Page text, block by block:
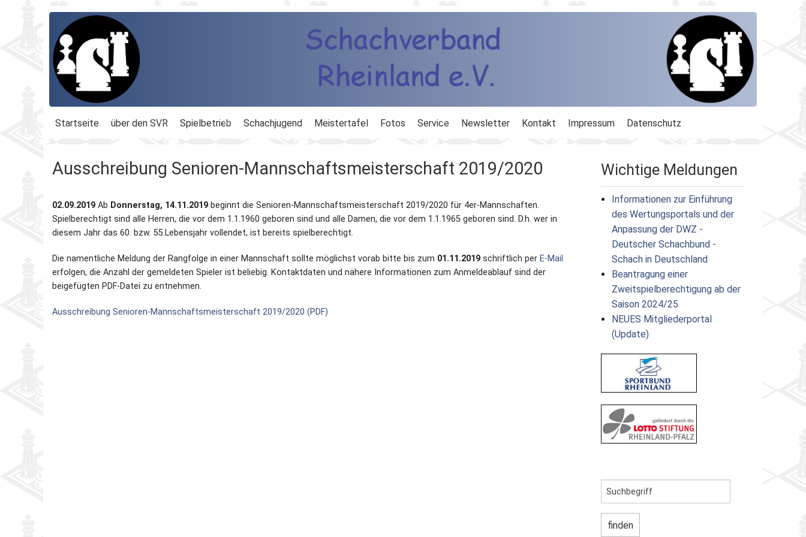
Startseite über den SVR
Beauftragte
Kassenprüfer
Ehrenmitglieder
Schachbezirke
Geschichte
Ordnungen
Protokolle
Spielbetrieb
Blitz-MM
Dähnepokal
Einzel-M.
Schachjugend Meistertafel Fotos Service
DWZ
Formulare
Newsletter Kontakt Impressum Datenschutz
Ausschreibung Senioren-Mannschaftsmeisterschaft 2019/2020
02.09.2019 Ab Donnerstag, 14.11.2019 beginnt die Senioren-Mannschaftsmeisterschaft 2019/2020 für 4er-Mannschaften.
Spielberechtigt sind alle Herren, die vor dem 1.1.1960 geboren sind und alle Damen, die vor dem 1.1.1965 geboren sind. D.h. wer in
diesem Jahr das 60. bzw. 55.Lebensjahr vollendet, ist bereits spielberechtigt.
Die namentliche Meldung der Rangfolge in einer Mannschaft sollte möglichst vorab bitte bis zum 01.11.2019 schriftlich per E-Mail
erfolgen, die Anzahl der gemeldeten Spieler ist beliebig. Kontaktdaten und nähere Informationen zum Anmeldeablauf sind der
beigefügten PDF-Datei zu entnehmen.
Ausschreibung Senioren-Mannschaftsmeisterschaft 2019/2020 (PDF)
Wichtige Meldungen
Informationen zur Einführung
des Wertungsportals und der
Anpassung der DWZ -
Deutscher Schachbund -
Schach in Deutschland
Beantragung einer
Zweitspielberechtigung ab der
Saison 2024/25
NEUES Mitgliederportal
(Update)